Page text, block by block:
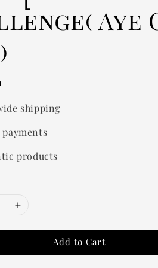
Aye
shipping
payments
products
Add to Cart